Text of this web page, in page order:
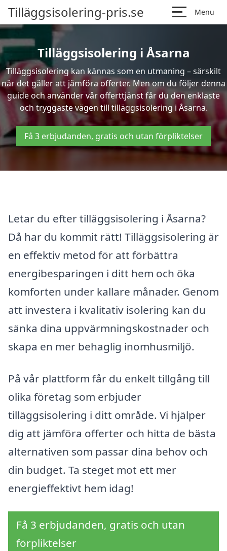
Tilläggsisolering-pris.se Menu
Tilläggsisolering i Åsarna
Tilläggsisolering kan kännas som en utmaning – särskilt
när det gäller att jämföra offerter. Men om du följer denna
guide och använder vår offerttjänst får du den enklaste
och tryggaste vägen till tilläggsisolering i Åsarna.
Få 3 erbjudanden, gratis och utan förpliktelser
Letar du efter tilläggsisolering i Åsarna?
Då har du kommit rätt! Tilläggsisolering är
en effektiv metod för att förbättra
energibesparingen i ditt hem och öka
komforten under kallare månader. Genom
att investera i kvalitativ isolering kan du
sänka dina uppvärmningskostnader och
skapa en mer behaglig inomhusmiljö.
På vår plattform får du enkelt tillgång till
olika företag som erbjuder
tilläggsisolering i ditt område. Vi hjälper
dig att jämföra offerter och hitta de bästa
alternativen som passar dina behov och
din budget. Ta steget mot ett mer
energieffektivt hem idag!
Få 3 erbjudanden, gratis och utan
förpliktelser